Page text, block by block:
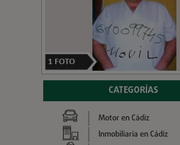
1 FOTO
CATEGORÍAS
Motor en Cádiz
Inmobiliaria en Cádiz